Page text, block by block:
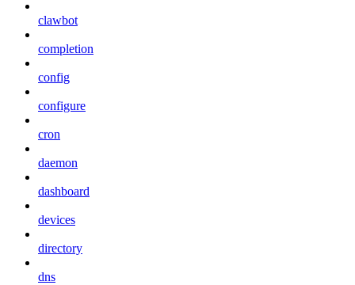
clawbot
completion
config
configure
cron
daemon
dashboard
devices
directory
dns